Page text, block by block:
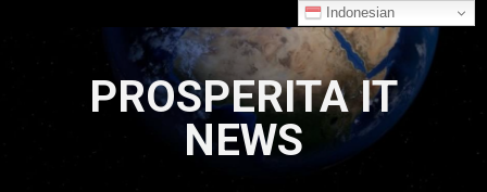
PROSPERITA IT
NEWS
Indonesian